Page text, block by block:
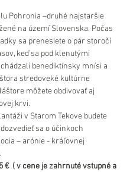
Pohronia –druhé najstaršie
na území Slovenska. Počas
sa prenesiete o pár storočí
keď sa pod klenutými
benediktínsky mnísi a
stredoveké kultúrne
môžete obdivovať aj
krvi.
v Starom Tekove budete
sa o účinkoch
– arónie - kráľovnej
.
€  ( v cene je zahrnuté vstupné a